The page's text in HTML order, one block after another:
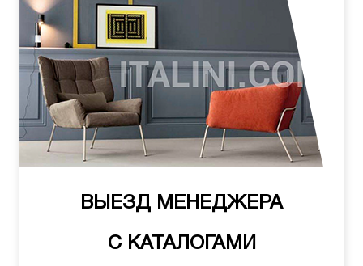
ВЫЕЗД МЕНЕДЖЕРА
С КАТАЛОГАМИ